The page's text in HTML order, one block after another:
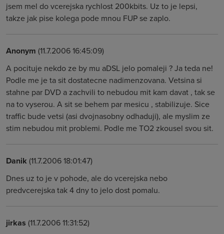
jsem mel do vcerejska rychlost 200kbits. Uz to je lepsi,
takze jak pise kolega pode mnou FUP se zaplo.
Anonym (11.7.2006 16:45:09)
A pocituje nekdo ze by mu aDSL jelo pomaleji ? Ja teda ne!
Podle me je ta sit dostatecne nadimenzovana. Vetsina si
stahne par DVD a zachvili to nebudou mit kam davat , tak se
na to vyserou. A sit se behem par mesicu , stabilizuje. Sice
traffic bude vetsi (asi dvojnasobny odhaduji), ale myslim ze
stim nebudou mit problemi. Podle me TO2 zkousel svou sit.
Danik (11.7.2006 18:01:47)
Dnes uz to je v pohode, ale do vcerejska nebo
predvcerejska tak 4 dny to jelo dost pomalu.
jirkas (11.7.2006 11:31:52)